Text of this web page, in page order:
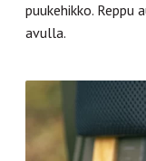
puukehikko. Reppu
avulla.